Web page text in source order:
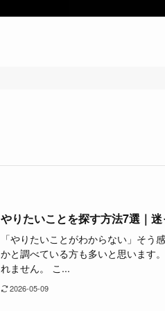
やりたいことを探す方法7選｜
「やりたいことがわからない」そう
かと調べている方も多いと思います
れません。 こ...
2026-05-09